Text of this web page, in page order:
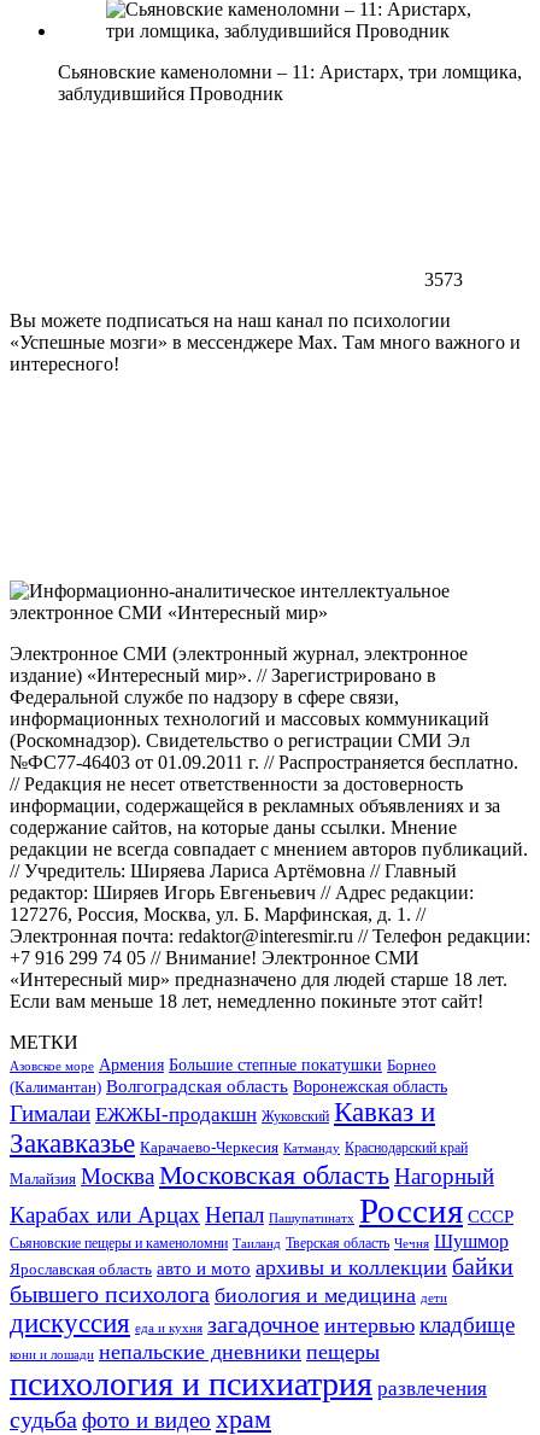
Сьяновские каменоломни – 11: Аристарх, три ломщика,
заблудившийся Проводник
3573
Вы можете подписаться на наш канал по психологии
«Успешные мозги» в мессенджере Max. Там много важного и
интересного!
Электронное СМИ (электронный журнал, электронное
издание) «Интересный мир». // Зарегистрировано в
Федеральной службе по надзору в сфере связи,
информационных технологий и массовых коммуникаций
(Роскомнадзор). Свидетельство о регистрации СМИ Эл
№ФС77-46403 от 01.09.2011 г. // Распространяется бесплатно.
// Редакция не несет ответственности за достоверность
информации, содержащейся в рекламных объявлениях и за
содержание сайтов, на которые даны ссылки. Мнение
редакции не всегда совпадает с мнением авторов публикаций.
// Учредитель: Ширяева Лариса Артёмовна // Главный
редактор: Ширяев Игорь Евгеньевич // Адрес редакции:
127276, Россия, Москва, ул. Б. Марфинская, д. 1. //
Электронная почта: redaktor@interesmir.ru // Телефон редакции:
+7 916 299 74 05 // Внимание! Электронное СМИ
«Интересный мир» предназначено для людей старше 18 лет.
Если вам меньше 18 лет, немедленно покиньте этот сайт!
МЕТКИ
Азовское море Армения Большие степные покатушки Борнео
(Калимантан) Волгоградская область Воронежская область
Гималаи ЕЖЖЫ-продакшн Жуковский Кавказ и
Закавказье Карачаево-Черкесия Катманду Краснодарский край
Малайзия МоскваМосковская областьНагорный
Карабах или Арцах Непал Пашупатинатх Россия СССР
Сьяновские пещеры и каменоломни Таиланд Тверская область Чечня Шушмор
Ярославская область авто и мото архивы и коллекции байки
бывшего психолога биология и медицина дети
дискуссия еда и кухня загадочное интервью кладбище
кони и лошади непальские дневники пещеры
психология и психиатрия развлечения
судьба фото и видео храм